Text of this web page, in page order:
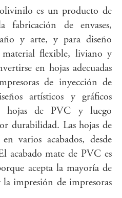
es un producto de
fabricación de envases,
y arte, y para diseño
flexible, liviano y
en hojas adecuadas
de inyección de
artísticos y gráficos
hojas de PVC y luego
durabilidad. Las hojas de
varios acabados, desde
acabado mate de PVC es
acepta la mayoría de
la impresión de impresoras